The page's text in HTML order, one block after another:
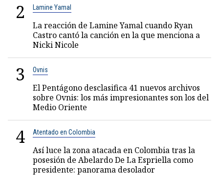
2 Lamine Yamal
La reacción de Lamine Yamal cuando Ryan
Castro cantó la canción en la que menciona a
Nicki Nicole
3 Ovnis
El Pentágono desclasifica 41 nuevos archivos
sobre Ovnis: los más impresionantes son los del
Medio Oriente
4 Atentado en Colombia
Así luce la zona atacada en Colombia tras la
posesión de Abelardo De La Espriella como
presidente: panorama desolador